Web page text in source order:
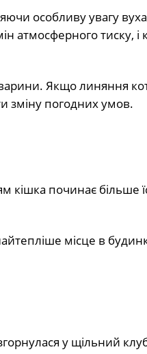
особливу увагу
атмосферного тиску,
Якщо линяння
зміну погодних умов.
кішка починає більше
місце в
у щільний